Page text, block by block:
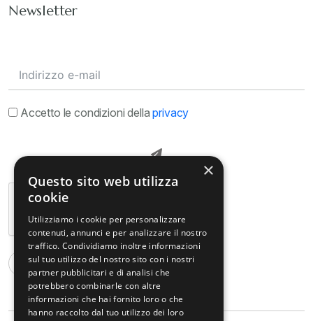
Newsletter
Accetto le condizioni dellaprivacy
×
Questo sito web utilizza
cookie
Utilizziamo i cookie per personalizzare
contenuti, annunci e per analizzare il nostro
traffico. Condividiamo inoltre informazioni
sul tuo utilizzo del nostro sito con i nostri
partner pubblicitari e di analisi che
potrebbero combinarle con altre
informazioni che hai fornito loro o che
hanno raccolto dal tuo utilizzo dei loro